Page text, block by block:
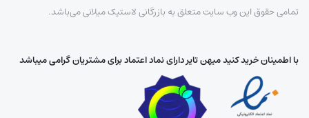
تمامی حقوق این وب سایت متعلق به بازرگانی لاستیک میلانی می‌باشد.
با اطمینان خرید کنید میهن تایر دارای نماد اعتماد برای مشتریان گرامی میباشد